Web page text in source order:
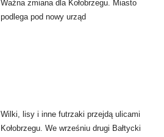
Ważna zmiana dla Kołobrzegu. Miasto
podlega pod nowy urząd
Wilki, lisy i inne futrzaki przejdą ulicami
Kołobrzegu. We wrześniu drugi Bałtycki